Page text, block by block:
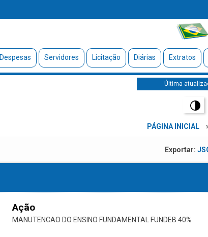
Despesas Servidores Licitação Diárias Extratos
Última
PÁGINA INICIAL
Exportar:
Ação
MANUTENCAO DO ENSINO FUNDAMENTAL FUNDEB 40%